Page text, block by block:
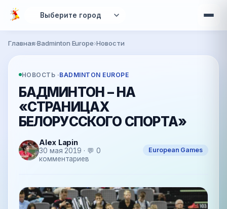
Перейти к основному содержанию
Вы здесь
Главная›Badminton Europe›Новости
НОВОСТЬ ·BADMINTON EUROPE
БАДМИНТОН – НА
«СТРАНИЦАХ
БЕЛОРУССКОГО СПОРТА»
Alex Lapin
30 мая 2019 · 💬 0
комментариев
European Games